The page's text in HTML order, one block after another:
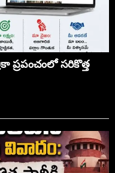
ప్రపంచంలో సరికొత్త